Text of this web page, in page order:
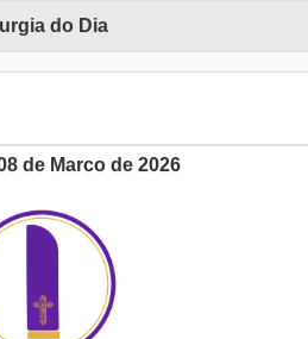
do Dia
de Marco de 2026